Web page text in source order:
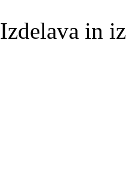
Izdelava in